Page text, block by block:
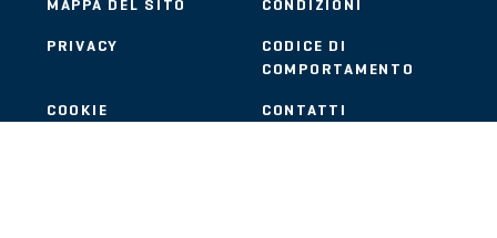
MAPPA DEL SITO CONDIZIONI
PRIVACY
CODICE DI
COMPORTAMENTO
COOKIE CONTATTI